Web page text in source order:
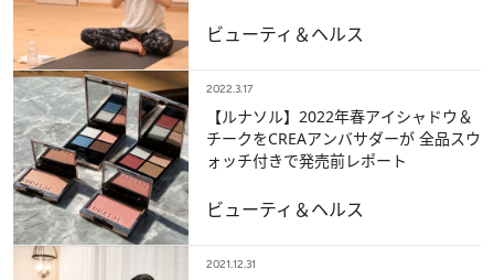
ビューティ＆ヘルス
2022.3.17
【ルナソル】2022年春アイシャドウ＆
チークをCREAアンバサダーが 全品スウ
ォッチ付きで発売前レポート
ビューティ＆ヘルス
2021.12.31